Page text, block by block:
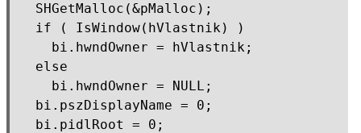
  SHGetMalloc(&pMalloc);
  if ( IsWindow(hVlastnik) )
    bi.hwndOwner = hVlastnik;
  else
    bi.hwndOwner = NULL;
  bi.pszDisplayName = 0;
  bi.pidlRoot = 0;